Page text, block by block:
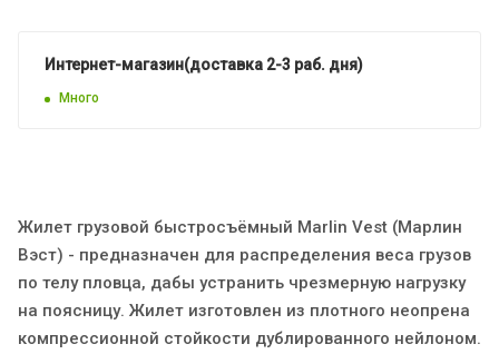
Интернет-магазин(доставка 2-3 раб. дня)
Много
Жилет грузовой быстросъёмный Marlin Vest (Марлин
Вэст) - предназначен для распределения веса грузов
по телу пловца, дабы устранить чрезмерную нагрузку
на поясницу. Жилет изготовлен из плотного неопрена
компрессионной стойкости дублированного нейлоном.